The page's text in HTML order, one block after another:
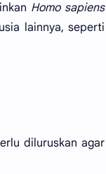
Homo sapiens
lainnya, seperti
diluruskan agar